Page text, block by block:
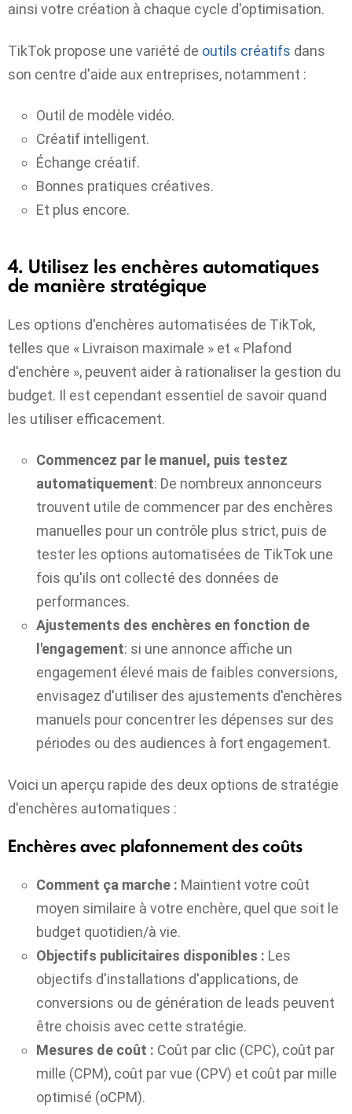
ainsi votre création à chaque cycle d'optimisation.
TikTok propose une variété de outils créatifs dans
son centre d'aide aux entreprises, notamment :
Outil de modèle vidéo.
Créatif intelligent.
Échange créatif.
Bonnes pratiques créatives.
Et plus encore.
4. Utilisez les enchères automatiques
de manière stratégique
Les options d'enchères automatisées de TikTok,
telles que « Livraison maximale » et « Plafond
d'enchère », peuvent aider à rationaliser la gestion du
budget. Il est cependant essentiel de savoir quand
les utiliser efficacement.
Commencez par le manuel, puis testez
automatiquement: De nombreux annonceurs
trouvent utile de commencer par des enchères
manuelles pour un contrôle plus strict, puis de
tester les options automatisées de TikTok une
fois qu'ils ont collecté des données de
performances.
Ajustements des enchères en fonction de
l'engagement: si une annonce affiche un
engagement élevé mais de faibles conversions,
envisagez d'utiliser des ajustements d'enchères
manuels pour concentrer les dépenses sur des
périodes ou des audiences à fort engagement.
Voici un aperçu rapide des deux options de stratégie
d'enchères automatiques :
Enchères avec plafonnement des coûts
Comment ça marche : Maintient votre coût
moyen similaire à votre enchère, quel que soit le
budget quotidien/à vie.
Objectifs publicitaires disponibles : Les
objectifs d'installations d'applications, de
conversions ou de génération de leads peuvent
être choisis avec cette stratégie.
Mesures de coût : Coût par clic (CPC), coût par
mille (CPM), coût par vue (CPV) et coût par mille
optimisé (oCPM).